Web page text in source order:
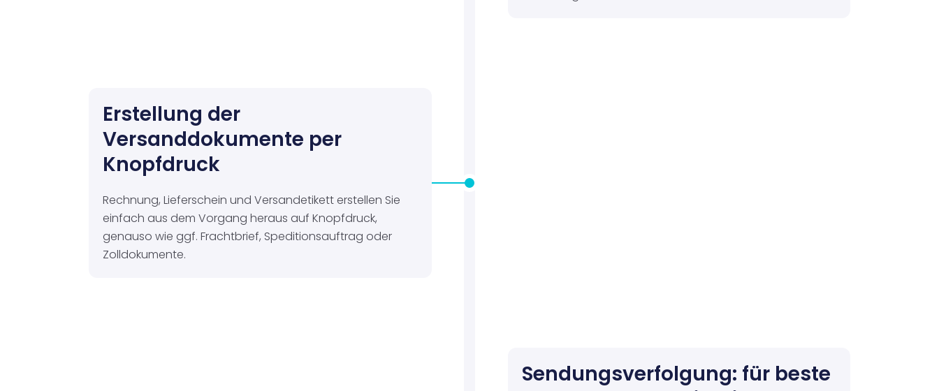
Erstellung der
Versanddokumente per
Knopfdruck
Rechnung, Lieferschein und Versandetikett erstellen Sie
einfach aus dem Vorgang heraus auf Knopfdruck,
genauso wie ggf. Frachtbrief, Speditionsauftrag oder
Zolldokumente.
Sendungsverfolgung: für beste